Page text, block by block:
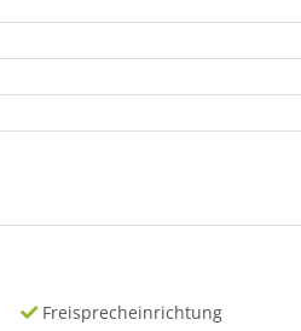
Freisprecheinrichtung